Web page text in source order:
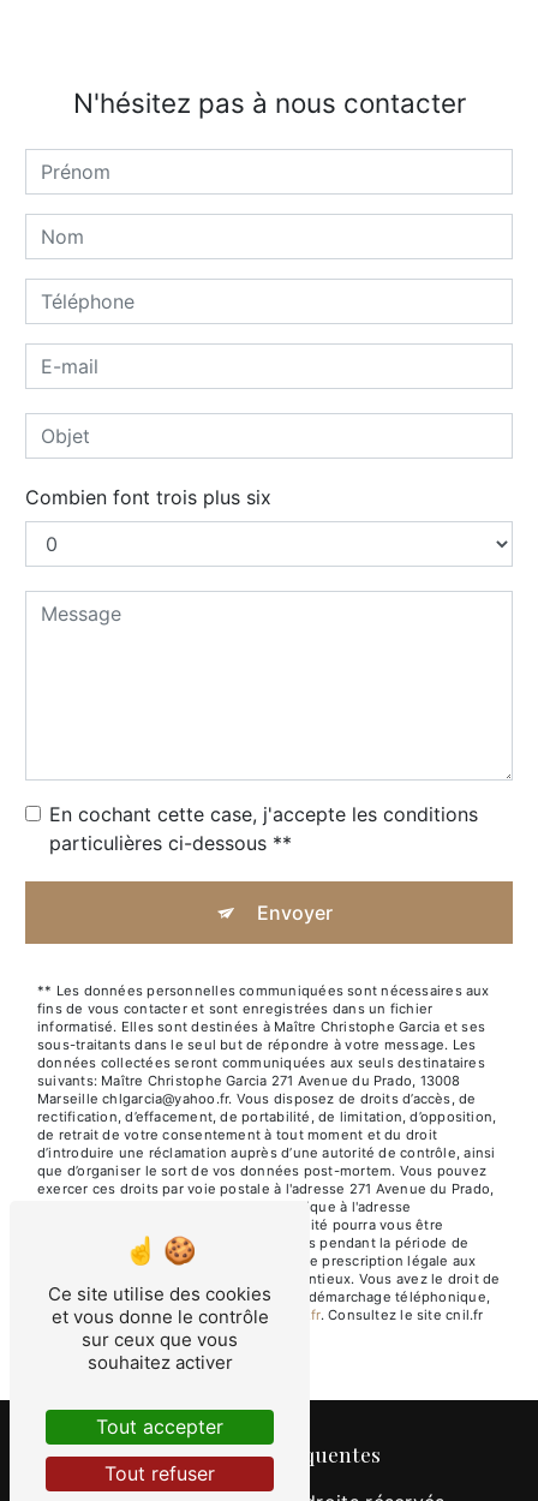
N'hésitez pas à nous contacter
Combien font trois plus six
En cochant cette case, j'accepte les conditions
particulières ci-dessous **
Envoyer
** Les données personnelles communiquées sont nécessaires aux
fins de vous contacter et sont enregistrées dans un fichier
informatisé. Elles sont destinées à Maître Christophe Garcia et ses
sous-traitants dans le seul but de répondre à votre message. Les
données collectées seront communiquées aux seuls destinataires
suivants: Maître Christophe Garcia 271 Avenue du Prado, 13008
Marseille chlgarcia@yahoo.fr. Vous disposez de droits d’accès, de
rectification, d’effacement, de portabilité, de limitation, d’opposition,
de retrait de votre consentement à tout moment et du droit
d’introduire une réclamation auprès d’une autorité de contrôle, ainsi
que d’organiser le sort de vos données post-mortem. Vous pouvez
exercer ces droits par voie postale à l'adresse 271 Avenue du Prado,
13008 Marseille ou par courrier électronique à l'adresse
chlgarcia@yahoo.fr. Un justificatif d'identité pourra vous être
demandé. Nous conservons vos données pendant la période de
prise de contact puis pendant la durée de prescription légale aux
fins probatoires et de gestion des contentieux. Vous avez le droit de
vous inscrire sur la liste d'opposition au démarchage téléphonique,
disponible à cette adresse:Bloctel.gouv.fr. Consultez le site cnil.fr
pour plus d’informations sur vos droits.
Recherches fréquentes
Ce site utilise des cookies
et vous donne le contrôle
sur ceux que vous
souhaitez activer
Tout accepter
Tout refuser